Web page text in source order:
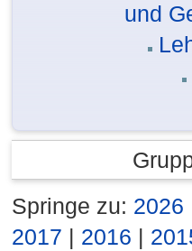
und
Springe zu: 2026
2017 | 2016 |